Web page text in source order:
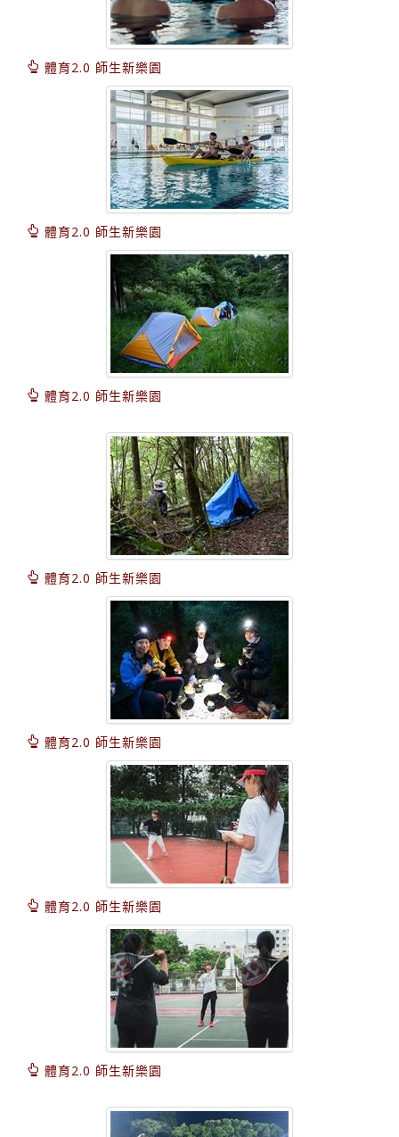
體育2.0 師生新樂園
體育2.0 師生新樂園
體育2.0 師生新樂園
體育2.0 師生新樂園
體育2.0 師生新樂園
體育2.0 師生新樂園
體育2.0 師生新樂園